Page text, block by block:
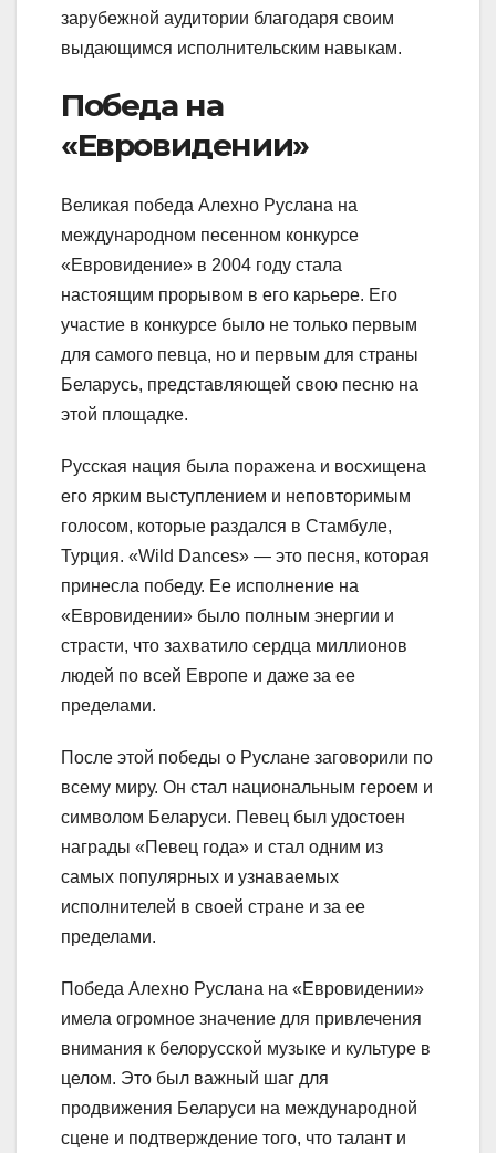
зарубежной аудитории благодаря своим
выдающимся исполнительским навыкам.
Победа на
«Евровидении»
Великая победа Алехно Руслана на
международном песенном конкурсе
«Евровидение» в 2004 году стала
настоящим прорывом в его карьере. Его
участие в конкурсе было не только первым
для самого певца, но и первым для страны
Беларусь, представляющей свою песню на
этой площадке.
Русская нация была поражена и восхищена
его ярким выступлением и неповторимым
голосом, которые раздался в Стамбуле,
Турция. «Wild Dances» — это песня, которая
принесла победу. Ее исполнение на
«Евровидении» было полным энергии и
страсти, что захватило сердца миллионов
людей по всей Европе и даже за ее
пределами.
После этой победы о Руслане заговорили по
всему миру. Он стал национальным героем и
символом Беларуси. Певец был удостоен
награды «Певец года» и стал одним из
самых популярных и узнаваемых
исполнителей в своей стране и за ее
пределами.
Победа Алехно Руслана на «Евровидении»
имела огромное значение для привлечения
внимания к белорусской музыке и культуре в
целом. Это был важный шаг для
продвижения Беларуси на международной
сцене и подтверждение того, что талант и